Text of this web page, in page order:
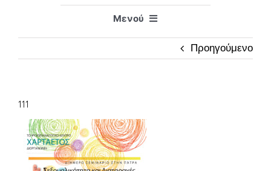
Μενού
Υπηρεσίες
Επικοινωνία
Προηγούμενο
111